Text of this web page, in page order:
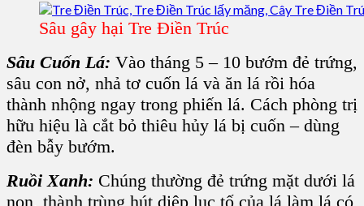
Sâu gây hại Tre Điền Trúc
Sâu Cuốn Lá: Vào tháng 5 – 10 bướm đẻ trứng,
sâu con nở, nhả tơ cuốn lá và ăn lá rồi hóa
thành nhộng ngay trong phiến lá. Cách phòng trị
hữu hiệu là cắt bỏ thiêu hủy lá bị cuốn – dùng
đèn bẫy bướm.
Ruồi Xanh: Chúng thường đẻ trứng mặt dưới lá
non, thành trùng hút diệp lục tố của lá làm lá có